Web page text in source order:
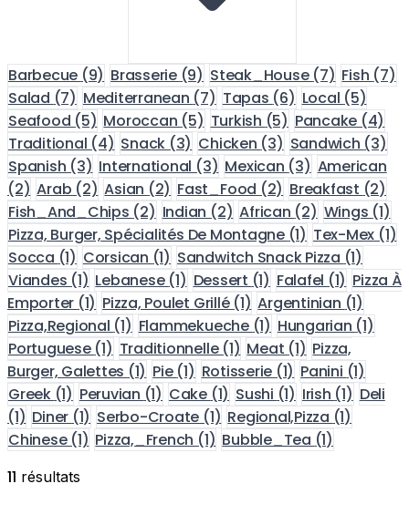
Barbecue (9) Brasserie (9) Steak_House (7) Fish (7)
Salad (7) Mediterranean (7) Tapas (6) Local (5)
Seafood (5) Moroccan (5) Turkish (5) Pancake (4)
Traditional (4) Snack (3) Chicken (3) Sandwich (3)
Spanish (3) International (3) Mexican (3) American
(2) Arab (2) Asian (2) Fast_Food (2) Breakfast (2)
Fish_And_Chips (2) Indian (2) African (2) Wings (1)
Pizza, Burger, Spécialités De Montagne (1) Tex-Mex (1)
Socca (1) Corsican (1) Sandwitch Snack Pizza (1)
Viandes (1) Lebanese (1) Dessert (1) Falafel (1) Pizza À
Emporter (1) Pizza, Poulet Grillé (1) Argentinian (1)
Pizza,Regional (1) Flammekueche (1) Hungarian (1)
Portuguese (1) Traditionnelle (1) Meat (1) Pizza,
Burger, Galettes (1) Pie (1) Rotisserie (1) Panini (1)
Greek (1) Peruvian (1) Cake (1) Sushi (1) Irish (1) Deli
(1) Diner (1) Serbo-Croate (1) Regional,Pizza (1)
Chinese (1) Pizza,_French (1) Bubble_Tea (1)
11 résultats